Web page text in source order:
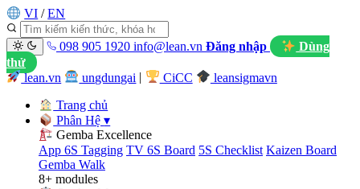
VI / EN
098 905 1920 info@lean.vn Đăng nhập
Dùng
thử
lean.vn
ungdungai CiCC leansigmavn
Trang chủ
Phân Hệ▾
Gemba Excellence
App 6S Tagging TV 6S Board 5S Checklist Kaizen Board
Gemba Walk
8+ modules